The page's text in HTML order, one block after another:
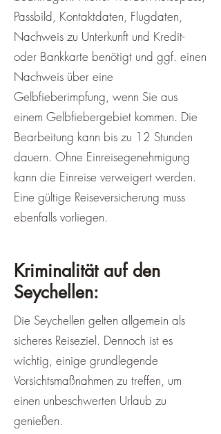
Passbild, Kontaktdaten, Flugdaten,
Nachweis zu Unterkunft und Kredit-
oder Bankkarte benötigt und ggf. einen
Nachweis über eine
Gelbfieberimpfung, wenn Sie aus
einem Gelbfiebergebiet kommen. Die
Bearbeitung kann bis zu 12 Stunden
dauern. Ohne Einreisegenehmigung
kann die Einreise verweigert werden.
Eine gültige Reiseversicherung muss
ebenfalls vorliegen.
Kriminalität auf den
Seychellen:
Die Seychellen gelten allgemein als
sicheres Reiseziel. Dennoch ist es
wichtig, einige grundlegende
Vorsichtsmaßnahmen zu treffen, um
einen unbeschwerten Urlaub zu
genießen.